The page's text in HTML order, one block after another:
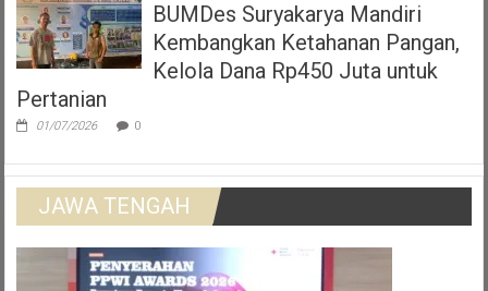
BUMDes Suryakarya Mandiri
Kembangkan Ketahanan Pangan,
Kelola Dana Rp450 Juta untuk
Pertanian
01/07/2026 0
JAWA TENGAH